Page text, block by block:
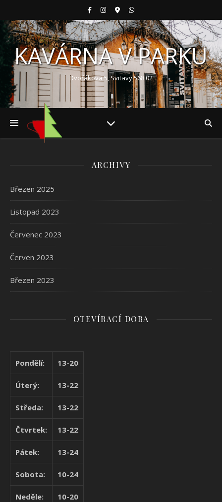
KAVÁRNA V PARKU
Dvořákova 5, Svitavy 568 02
ARCHIVY
Březen 2025
Listopad 2023
Červenec 2023
Červen 2023
Březen 2023
OTEVÍRACÍ DOBA
Pondělí: 13-20
Úterý: 13-22
Středa: 13-22
Čtvrtek: 13-22
Pátek: 13-24
Sobota: 10-24
Neděle: 10-20